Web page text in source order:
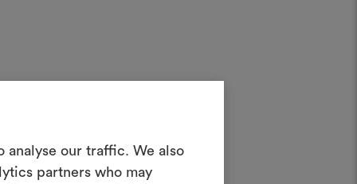
analyse our traffic. We also
partners who may